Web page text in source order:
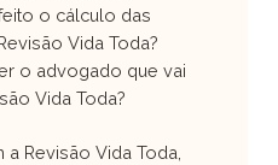
o cálculo das
Vida Toda?
o advogado que vai
Vida Toda?
Revisão Vida Toda,